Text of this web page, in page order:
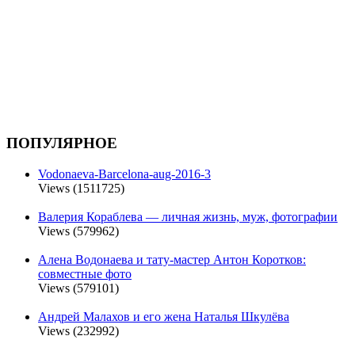
ПОПУЛЯРНОЕ
Vodonaeva-Barcelona-aug-2016-3
Views (1511725)
Валерия Кораблева — личная жизнь, муж, фотографии
Views (579962)
Алена Водонаева и тату-мастер Антон Коротков:
совместные фото
Views (579101)
Андрей Малахов и его жена Наталья Шкулёва
Views (232992)